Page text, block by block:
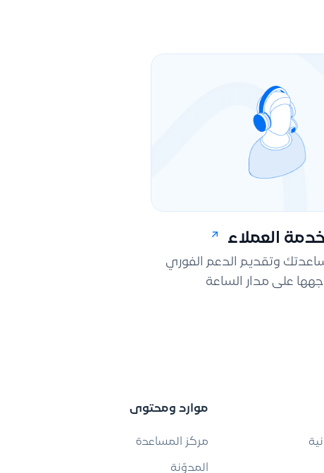
العملاء
وتقديم الدعم الفوري
على مدار الساعة
موارد ومحتوى
مركز المساعدة
المدوّنة